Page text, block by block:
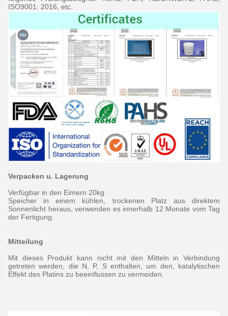
ISO9001: 2016, etc.
Verpacken u. Lagerung
Verfügbar in den Eimern 20kg.
Speicher in einem kühlen, trockenen Platz aus direktem
Sonnenlicht heraus, verwenden es innerhalb 12 Monate vom Tag
der Fertigung.
Mitteilung
Mit dieses Produkt kann nicht mit den Mitteln in Verbindung
getreten werden, die N, P, S enthalten, um den, katalytischen
Effekt des Platins zu beeinflussen zu vermeiden.